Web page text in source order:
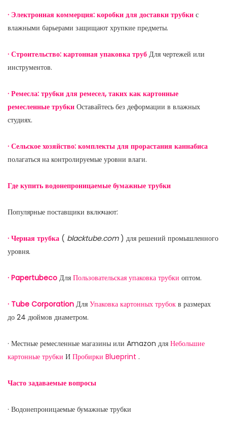
· Электронная коммерция: коробки для доставки трубки с
влажными барьерами защищают хрупкие предметы.
· Строительство: картонная упаковка труб Для чертежей или
инструментов.
· Ремесла: трубки для ремесел, таких как картонные
ремесленные трубки Оставайтесь без деформации в влажных
студиях.
· Сельское хозяйство: комплекты для прорастания каннабиса
полагаться на контролируемые уровни влаги.
Где купить водонепроницаемые бумажные трубки
Популярные поставщики включают:
· Черная трубка ( blacktube.com ) для решений промышленного
уровня.
· Papertubeco Для Пользовательская упаковка трубки оптом.
· Tube Corporation Для Упаковка картонных трубок в размерах
до 24 дюймов диаметром.
· Местные ремесленные магазины или Amazon для Небольшие
картонные трубки И Пробирки Blueprint .
Часто задаваемые вопросы
· Водонепроницаемые бумажные трубки